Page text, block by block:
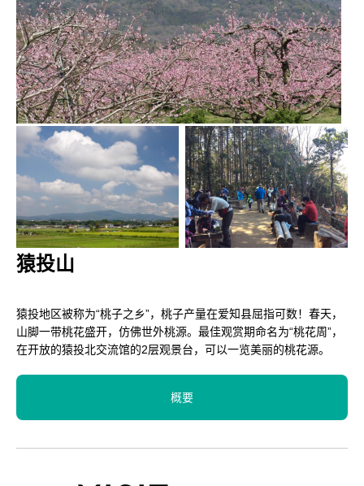
猿投山
猿投地区被称为“桃子之乡”，桃子产量在爱知县屈指可数！春天，
山脚一带桃花盛开，仿佛世外桃源。最佳观赏期命名为“桃花周”，
在开放的猿投北交流馆的2层观景台，可以一览美丽的桃花源。
概要